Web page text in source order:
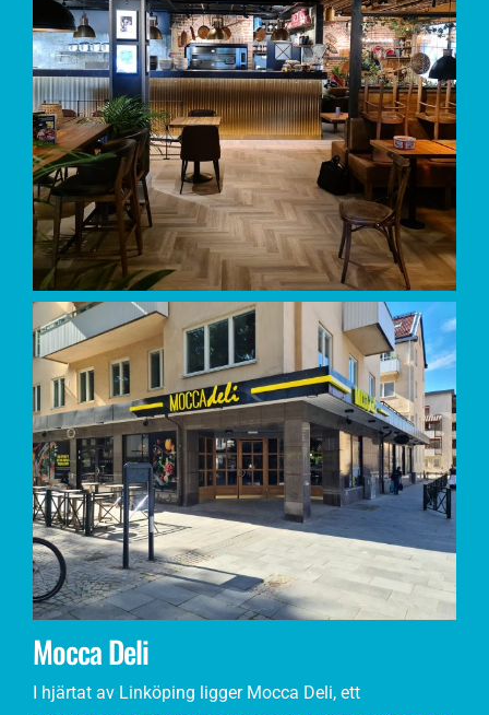
Mocca Deli
I hjärtat av Linköping ligger Mocca Deli, ett